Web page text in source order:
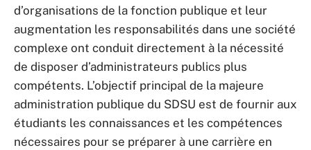
d’organisations de la fonction publique et leur
augmentation les responsabilités dans une société
complexe ont conduit directement à la nécessité
de disposer d’administrateurs publics plus
compétents. L’objectif principal de la majeure
administration publique du SDSU est de fournir aux
étudiants les connaissances et les compétences
nécessaires pour se préparer à une carrière en